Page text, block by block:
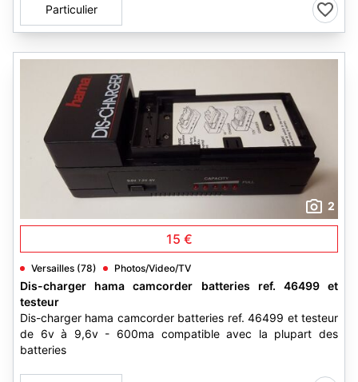
Particulier
2
15 €
Versailles (78) Photos/Video/TV
Dis-charger hama camcorder batteries ref. 46499 et
testeur
Dis-charger hama camcorder batteries ref. 46499 et testeur
de 6v à 9,6v - 600ma compatible avec la plupart des
batteries